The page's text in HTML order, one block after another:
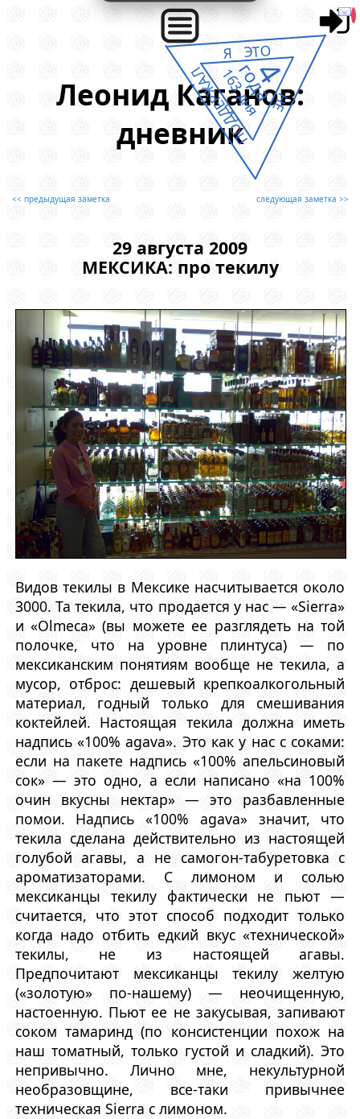
Леонид Каганов:
дневник
<< предыдущая заметка следующая заметка >>
29 августа 2009
МЕКСИКА: про текилу
Видов текилы в Мексике насчитывается около
3000. Та текила, что продается у нас — «Sierra»
и «Olmeca» (вы можете ее разглядеть на той
полочке, что на уровне плинтуса) — по
мексиканским понятиям вообще не текила, а
мусор, отброс: дешевый крепкоалкогольный
материал, годный только для смешивания
коктейлей. Настоящая текила должна иметь
надпись «100% agava». Это как у нас с соками:
если на пакете надпись «100% апельсиновый
сок» — это одно, а если написано «на 100%
очин вкусны нектар» — это разбавленные
помои. Надпись «100% agava» значит, что
текила сделана действительно из настоящей
голубой агавы, а не самогон-табуретовка с
ароматизаторами. С лимоном и солью
мексиканцы текилу фактически не пьют —
считается, что этот способ подходит только
когда надо отбить едкий вкус «технической»
текилы, не из настоящей агавы.
Предпочитают мексиканцы текилу желтую
(«золотую» по-нашему) — неочищенную,
настоенную. Пьют ее не закусывая, запивают
соком тамаринд (по консистенции похож на
наш томатный, только густой и сладкий). Это
непривычно. Лично мне, некультурной
необразовщине, все-таки привычнее
техническая Sierra с лимоном.
Я ЭТО
НЕ
ПОДДЕРЖАЛ4
года
163 дня